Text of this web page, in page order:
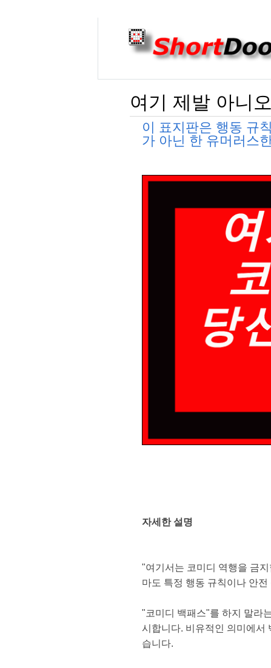
여기 제발 아니
이 표지판은 행동 규
가 아닌 한 유머러스
자세한 설명
"여기서는 코미디 역행을 금
마도 특정 행동 규칙이나 안
"코미디 백패스"를 하지 말라
시합니다. 비유적인 의미에서
습니다.